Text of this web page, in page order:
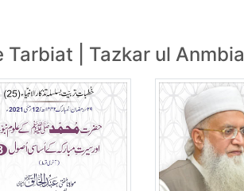
| Tazkar ul Anmbia